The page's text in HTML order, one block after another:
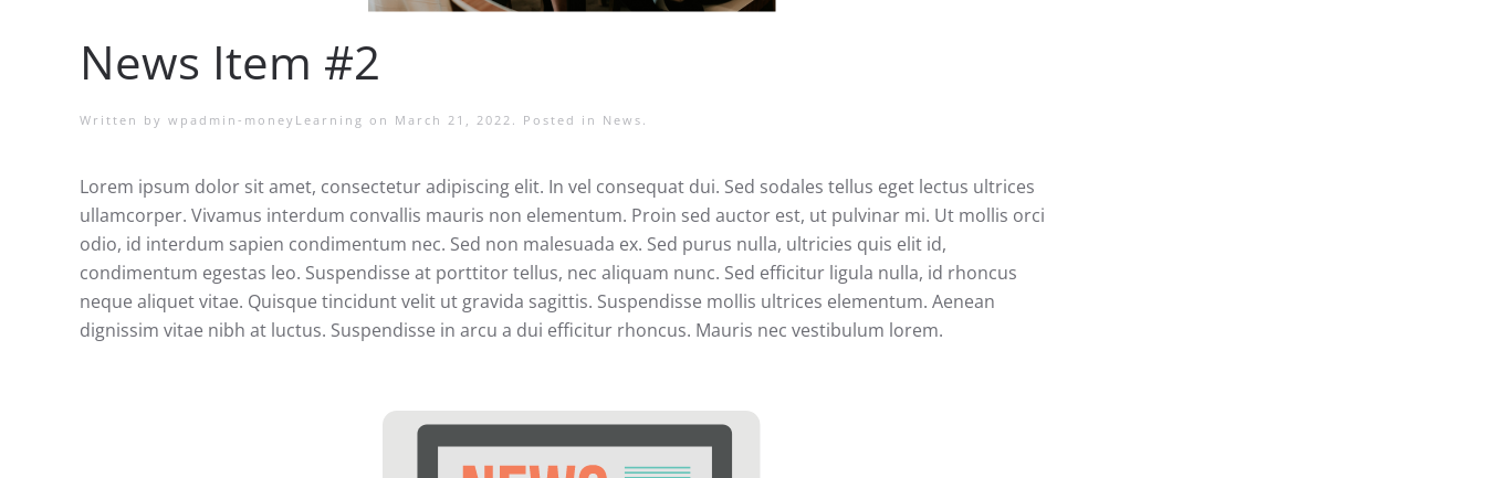
News Item #2
Written by wpadmin-moneyLearning on March 21, 2022 . Posted in News .
Lorem ipsum dolor sit amet, consectetur adipiscing elit. In vel consequat dui. Sed sodales tellus eget lectus ultrices
ullamcorper. Vivamus interdum convallis mauris non elementum. Proin sed auctor est, ut pulvinar mi. Ut mollis orci
odio, id interdum sapien condimentum nec. Sed non malesuada ex. Sed purus nulla, ultricies quis elit id,
condimentum egestas leo. Suspendisse at porttitor tellus, nec aliquam nunc. Sed efficitur ligula nulla, id rhoncus
neque aliquet vitae. Quisque tincidunt velit ut gravida sagittis. Suspendisse mollis ultrices elementum. Aenean
dignissim vitae nibh at luctus. Suspendisse in arcu a dui efficitur rhoncus. Mauris nec vestibulum lorem.